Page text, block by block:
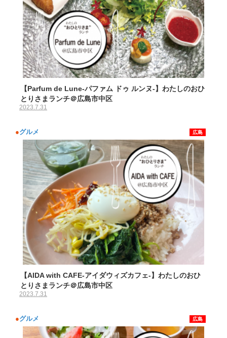
【Parfum de Lune-パファム ドゥ ルンヌ-】わたしのおひ
とりさまランチ＠広島市中区
2023.7.31
●グルメ 広島
【AIDA with CAFE-アイダウィズカフェ-】わたしのおひ
とりさまランチ＠広島市中区
2023.7.31
●グルメ 広島